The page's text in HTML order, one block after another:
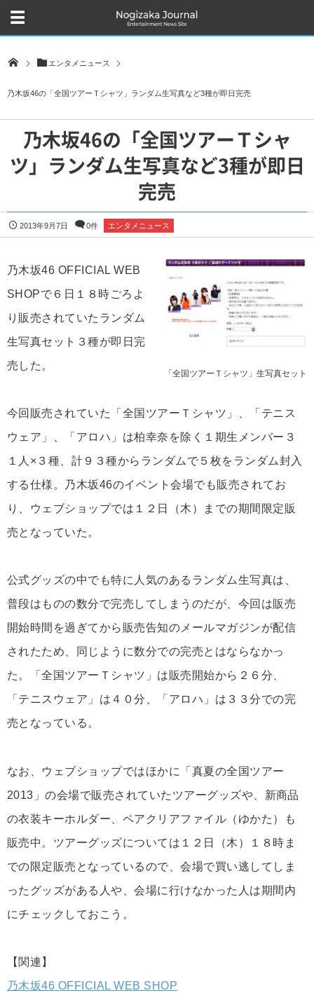
エンタメニュース
乃木坂46の「全国ツアーＴシャツ」ランダム生写真など3種が即日完売
乃木坂46の「全国ツアーＴシャ
ツ」ランダム生写真など3種が即日
完売
2013年9月7日 0件 エンタメニュース
「全国ツアーＴシャツ」生写真セット
乃木坂46 OFFICIAL WEB
SHOPで６日１８時ごろよ
り販売されていたランダム
生写真セット３種が即日完
売した。
今回販売されていた「全国ツアーＴシャツ」、「テニス
ウェア」、「アロハ」は柏幸奈を除く１期生メンバー３
１人×３種、計９３種からランダムで５枚をランダム封入
する仕様。乃木坂46のイベント会場でも販売されてお
り、ウェブショップでは１２日（木）までの期間限定販
売となっていた。
公式グッズの中でも特に人気のあるランダム生写真は、
普段はものの数分で完売してしまうのだが、今回は販売
開始時間を過ぎてから販売告知のメールマガジンが配信
されたため、同じように数分での完売とはならなかっ
た。「全国ツアーＴシャツ」は販売開始から２６分、
「テニスウェア」は４０分、「アロハ」は３３分での完
売となっている。
なお、ウェブショップではほかに「真夏の全国ツアー
2013」の会場で販売されていたツアーグッズや、新商品
の衣装キーホルダー、ペアクリアファイル（ゆかた）も
販売中。ツアーグッズについては１２日（木）１８時ま
での限定販売となっているので、会場で買い逃してしま
ったグッズがある人や、会場に行けなかった人は期間内
にチェックしておこう。
【関連】
乃木坂46 OFFICIAL WEB SHOP